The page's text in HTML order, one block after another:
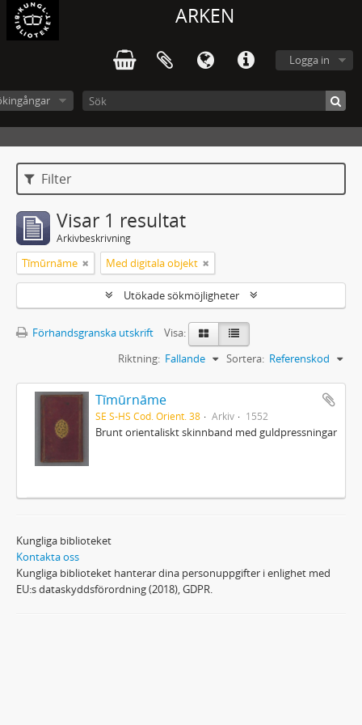
ARKEN
Logga in
Filter
Visar 1 resultat
Arkivbeskrivning
Tīmūrnāme Med digitala objekt
Utökade sökmöjligheter
Förhandsgranska utskrift
Visa:
Sortera: Referenskod
Riktning: Fallande
Tīmūrnāme
SE S-HS Cod. Orient. 38 Arkiv 1552
Brunt orientaliskt skinnband med guldpressningar
Kungliga biblioteket
Kontakta oss
Kungliga biblioteket hanterar dina personuppgifter i enlighet med
EU:s dataskyddsförordning (2018), GDPR.